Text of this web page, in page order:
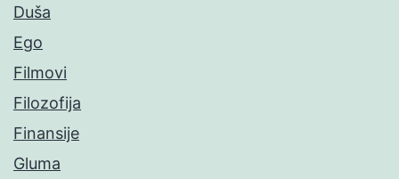
Duša
Ego
Filmovi
Filozofija
Finansije
Gluma